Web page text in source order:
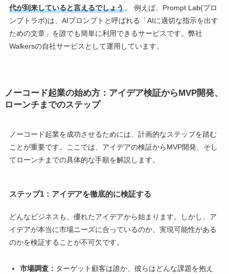
代が到来していると言えるでしょう。 例えば、Prompt Lab(プロ
ンプトラボ)は、AIプロンプトと呼ばれる「AIに適切な指示を出す
ための文章」を誰でも簡単に利用できるサービスです。弊社
Walkersの自社サービスとして運用しています。
ノーコード起業の始め方：アイデア検証からMVP開発、
ローンチまでのステップ
ノーコード起業を成功させるためには、計画的なステップを踏む
ことが重要です。ここでは、アイデアの検証からMVP開発、そし
てローンチまでの具体的な手順を解説します。
ステップ1：アイデアを徹底的に検証する
どんなビジネスも、優れたアイデアから始まります。しかし、ア
イデアが本当に市場ニーズに合っているのか、実現可能性がある
のかを検証することが不可欠です。
市場調査： ターゲット顧客は誰か、彼らはどんな課題を抱え